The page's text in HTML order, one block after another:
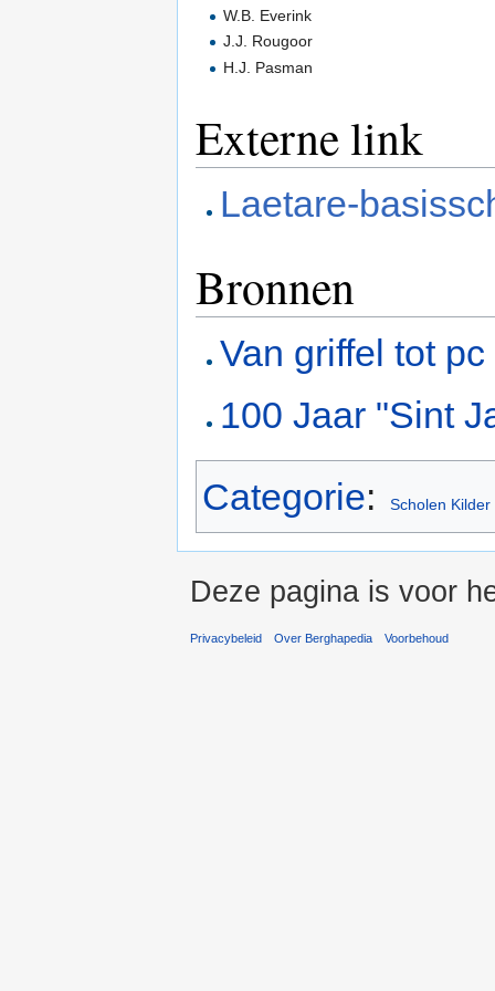
W.B. Everink
J.J. Rougoor
H.J. Pasman
Externe link
Laetare-
Bronnen
Van griffel tot pc
100 Jaar "Sint
Categorie: Scholen Kilder
Deze pagina is voor
Privacybeleid Over Berghapedia Voorbehoud